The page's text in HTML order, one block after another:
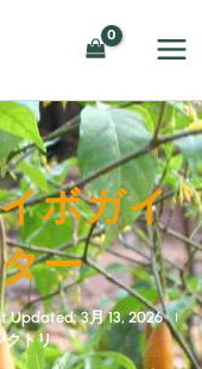
ボガイ
ー
Updated: 3月 13, 2026
クトリ